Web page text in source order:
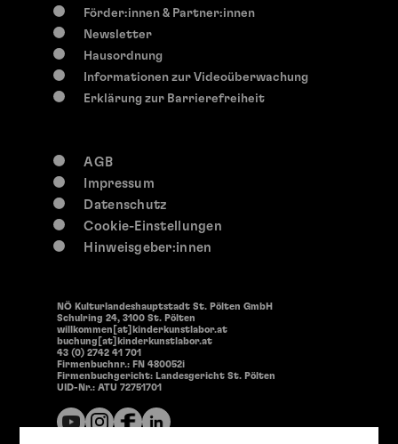
Offene Werkstätten
Offenen Werkstätten
0-117 Jahre
Förder:innen & Partner:innen
Newsletter
Hausordnung
Informationen zur Videoüberwachung
Erklärung zur Barrierefreiheit
NÖ Kulturlandeshauptstadt St. Pölten GmbH
Schulring 24, 3100 St. Pölten
willkommen[at]kinderkunstlabor.at
buchung[at]kinderkunstlabor.at
43 (0) 2742 41 701
Firmenbuchnr.: FN 480052i
Firmenbuchgericht: Landesgericht St. Pölten
UID-Nr.: ATU 72751701
AGB
Impressum
Datenschutz
Cookie-Einstellungen
Hinweisgeber:innen